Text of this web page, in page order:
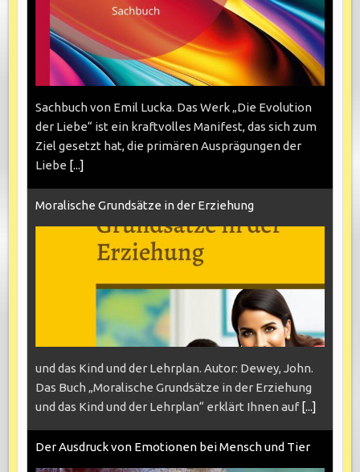
Sachbuch von Emil Lucka. Das Werk „Die Evolution
der Liebe“ ist ein kraftvolles Manifest, das sich zum
Ziel gesetzt hat, die primären Ausprägungen der
Liebe [...]
Moralische Grundsätze in der Erziehung
und das Kind und der Lehrplan. Autor: Dewey, John.
Das Buch „Moralische Grundsätze in der Erziehung
und das Kind und der Lehrplan“ erklärt Ihnen auf [...]
Der Ausdruck von Emotionen bei Mensch und Tier